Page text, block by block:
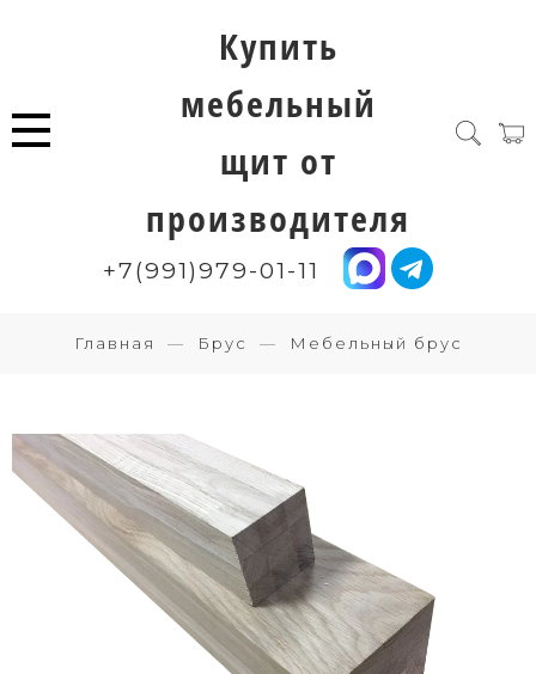
Купить
мебельный
щит от
производителя
+7(991)979-01-11
Главная Брус Мебельный брус